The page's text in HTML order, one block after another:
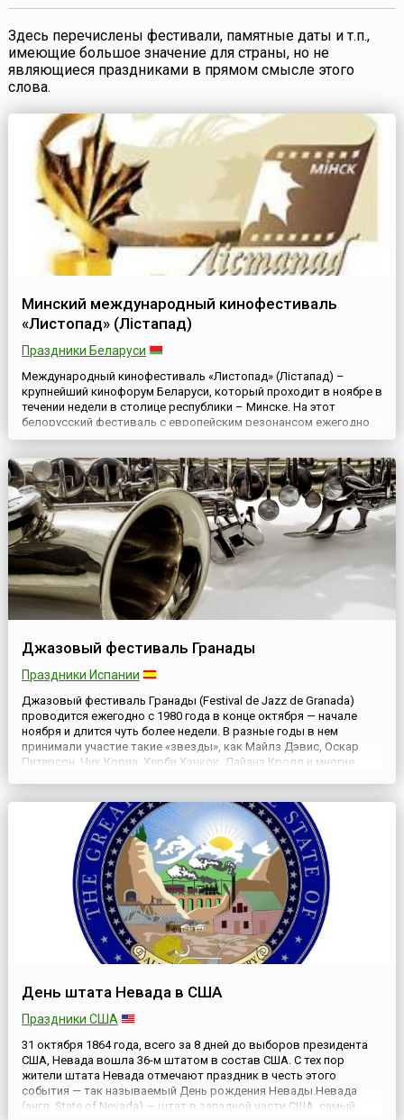
Здесь перечислены фестивали, памятные даты и т.п.,
имеющие большое значение для страны, но не
являющиеся праздниками в прямом смысле этого
слова.
Минский международный кинофестиваль
«Листопад» (Лістапад)
Праздники Беларуси
Международный кинофестиваль «Листопад» (Лістапад) –
крупнейший кинофорум Беларуси, который проходит в ноябре в
течении недели в столице республики – Минске. На этот
белорусский фестиваль с европейским резонансом ежегодно
собираются профессионалы киноиндустрии, любители
Главной концертной площадкой «Листопада» (с 2001 года)
традиционно явл...
Джазовый фестиваль Гранады
Праздники Испании
Джазовый фестиваль Гранады (Festival de Jazz de Granada)
проводится ежегодно с 1980 года в конце октября — начале
ноября и длится чуть более недели. В разные годы в нем
принимали участие такие «звезды», как Майлз Дэвис, Оскар
Питерсон, Чик Кориа, Херби Хэнкок, Дайана Кролл и многие
День штата Невада в США
Праздники США
31 октября 1864 года, всего за 8 дней до выборов президента
США, Невада вошла 36-м штатом в состав США. С тех пор
жители штата Невада отмечают праздник в честь этого
события — так называемый День рождения Невады.Невада
(англ. State of Nevada) — штат в западной части США, самый